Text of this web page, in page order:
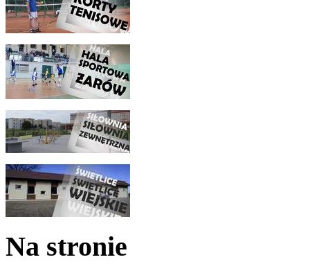
Na stronie